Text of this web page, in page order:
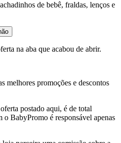
de bebê, fraldas, lenços e
na aba que acabou de abrir.
melhores promoções e descontos
postado aqui, é de total
o BabyPromo é responsável apenas